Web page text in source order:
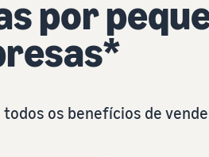
por
os benefícios de